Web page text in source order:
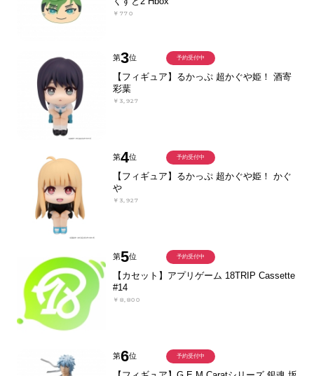
￥770
第3位
【フィギュア】るかっぷ 超かぐや姫！ 酒寄
彩葉
￥3,927
予約受付中
第4位
【フィギュア】るかっぷ 超かぐや姫！ かぐ
や
￥3,927
予約受付中
第5位
【カセット】アプリゲーム 18TRIP Cassette
#14
￥8,800
予約受付中
第6位 予約受付中